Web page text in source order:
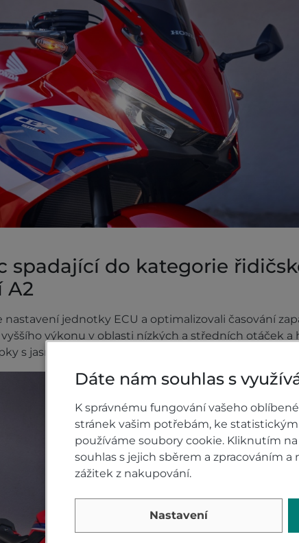
spadající do kategorie
A2
nastavení jednotky ECU a optimalizovali časování
výkonu v oblasti nízkých a středních otáček a
s jasným tónem výfuku.
Dáte nám souhlas s
K správnému fungování vašeho
stránek vašim potřebám, ke
používáme soubory cookie. Kliknutím
souhlas s jejich sběrem a zpracováním
zážitek z nakupování.
Nastavení